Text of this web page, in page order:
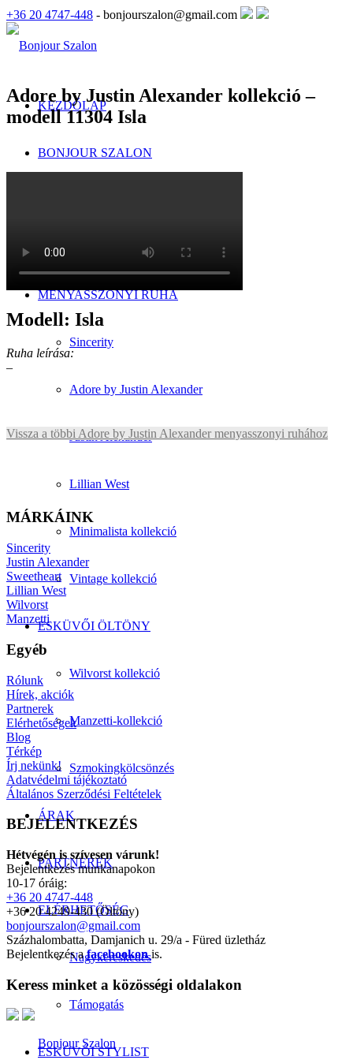
+36 20 4747-448 - bonjourszalon@gmail.com
KEZDŐLAP
BONJOUR SZALON
Menyasszonyi ruha kölcsönzés
MENYASSZONYI RUHA
Sincerity
Adore by Justin Alexander
Justin Alexander
Lillian West
Minimalista kollekció
Vintage kollekció
ESKÜVŐI ÖLTÖNY
Wilvorst kollekció
Manzetti-kollekció
Szmokingkölcsönzés
ÁRAK
PARTNEREK
ELÉRHETŐSÉG
Nagykereskedés
Támogatás
ESKÜVŐI STYLIST
Adore by Justin Alexander kollekció –
modell 11304 Isla
Modell: Isla
Ruha leírása:
–
Vissza a többi Adore by Justin Alexander menyasszonyi ruhához
MÁRKÁINK
Sincerity
Justin Alexander
Sweetheart
Lillian West
Wilvorst
Manzetti
Egyéb
Rólunk
Hírek, akciók
Partnerek
Elérhetőségek
Blog
Térkép
Írj nekünk!
Adatvédelmi tájékoztató
Általános Szerződési Feltételek
BEJELENTKEZÉS
Hétvégén is szívesen várunk!
Bejelentkezés munkanapokon
10-17 óráig:
+36 20 4747-448
+36 20 4249-430 (Öltöny)
bonjourszalon@gmail.com
Százhalombatta, Damjanich u. 29/a - Füred üzletház
Bejelentkezés afacebookon is.
Keress minket a közösségi oldalakon
Bonjour Szalon